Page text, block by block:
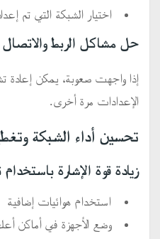
اختيار الشبكة التي تم
حل مشاكل الربط والاتصال
إذا واجهت صعوبة، يمكن إعادة
الإعدادات مرة أخرى.
تحسين أداء الشبكة
زيادة قوة الإشارة
استخدام هوائيات إضافية
وضع الأجهزة في أماكن